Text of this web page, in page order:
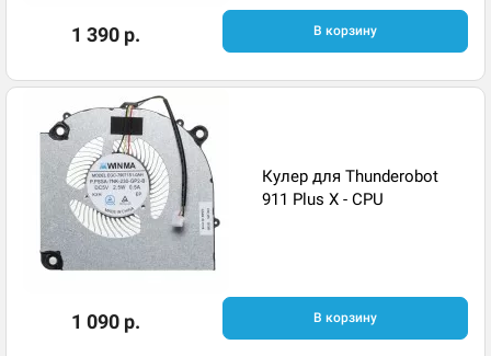
1 390 р. В корзину
Кулер для Thunderobot
911 Plus X - CPU
1 090 р. В корзину